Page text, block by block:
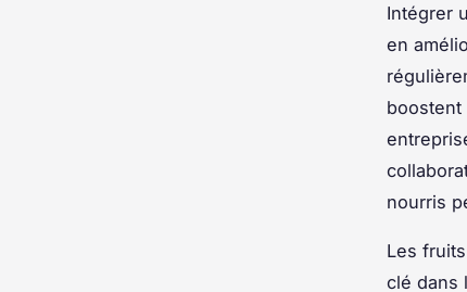
Intégrer
en
nourris
Les
clé dans